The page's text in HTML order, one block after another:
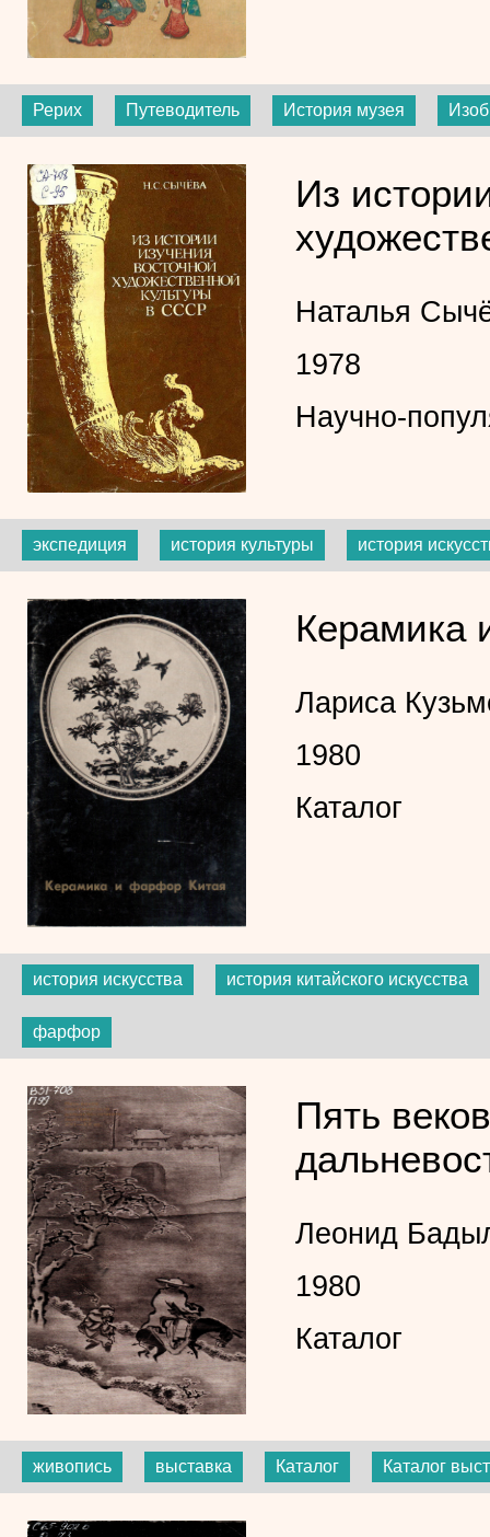
Рерих Путеводитель История музея
Из
Наталья
1978
Научно-
экспедиция история культуры история
Керамика
Лариса
1980
Каталог
история искусства история китайского искусства
фарфор
Пять
Леонид
1980
Каталог
живопись выставка Каталог Каталог